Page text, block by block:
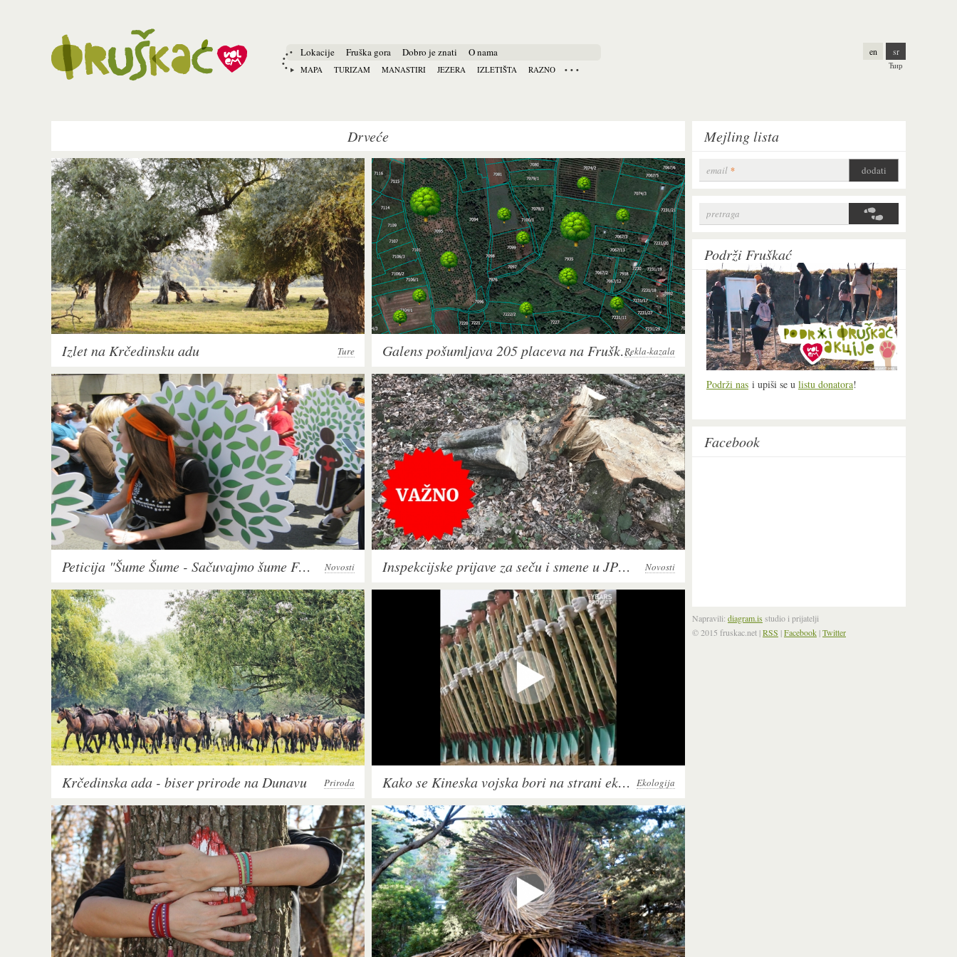
Lokacije
MAPA TURIZAM MANASTIRI JEZERA IZLETIŠTA RAZNO
Fruška gora Dobro je znati O nama en sr
Ћир
Drveće
Izlet na Krčedinsku adu Ture Galens pošumljava 205 placeva na Fruškoj gori
Rekla-kazala
Peticija "Šume Šume - Sačuvajmo šume Fruške gore Novosti Inspekcijske prijave za seču i smene u JPNP Fruška gora Novosti
Krčedinska ada - biser prirode na Dunavu Priroda Kako se Kineska vojska bori na strani ekologije Ekologija
Pages
Mejling lista
email *
Search form
pretraga
Podrži Fruškać
Podrži nas i upiši se u listu donatora!
Facebook
Napravili: diagram.is studio i prijatelji
© 2015 fruskac.net |RSS |Facebook |Twitter